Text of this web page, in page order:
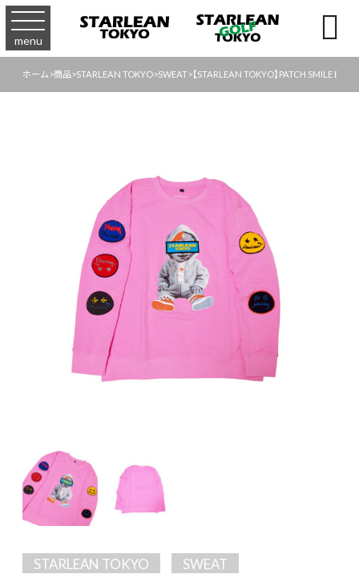
menu 
ホーム>商品>STARLEAN TOKYO>SWEAT>【STARLEAN TOKYO】PATCH SMILE
STARLEAN TOKYO SWEAT